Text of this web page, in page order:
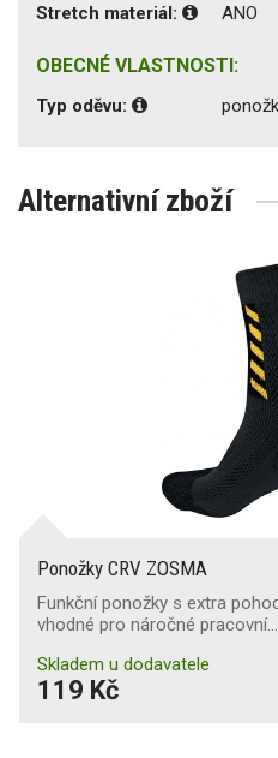
Stretch materiál: ANO
OBECNÉ VLASTNOSTI:
Typ oděvu:
Alternativní zboží
Ponožky CRV ZOSMA
Funkční ponožky s extra
vhodné pro náročné pracovní…
Skladem u dodavatele
119 Kč